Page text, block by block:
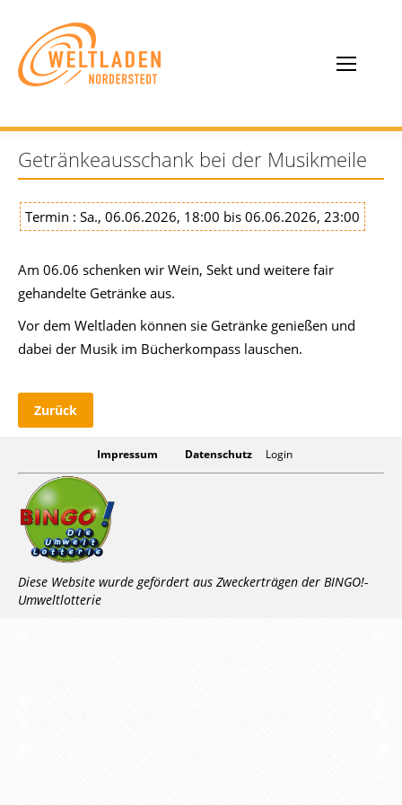
Getränkeausschank bei der Musikmeile
Termin : Sa., 06.06.2026, 18:00 bis 06.06.2026, 23:00
Am 06.06 schenken wir Wein, Sekt und weitere fair
gehandelte Getränke aus.
Vor dem Weltladen können sie Getränke genießen und
dabei der Musik im Bücherkompass lauschen.
Zurück
Impressum Datenschutz Login
Diese Website wurde gefördert aus Zweckerträgen der BINGO!-
Umweltlotterie